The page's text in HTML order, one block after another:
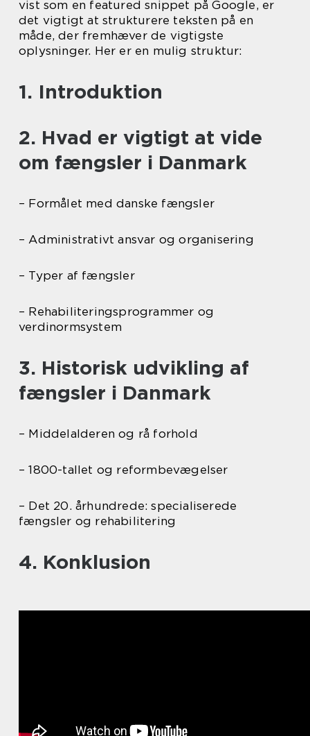
vist som en featured snippet på Google, er
det vigtigt at strukturere teksten på en
måde, der fremhæver de vigtigste
oplysninger. Her er en mulig struktur:
1. Introduktion
2. Hvad er vigtigt at vide
om fængsler i Danmark
– Formålet med danske fængsler
– Administrativt ansvar og organisering
– Typer af fængsler
– Rehabiliteringsprogrammer og
verdinormsystem
3. Historisk udvikling af
fængsler i Danmark
– Middelalderen og rå forhold
– 1800-tallet og reformbevægelser
– Det 20. århundrede: specialiserede
fængsler og rehabilitering
4. Konklusion